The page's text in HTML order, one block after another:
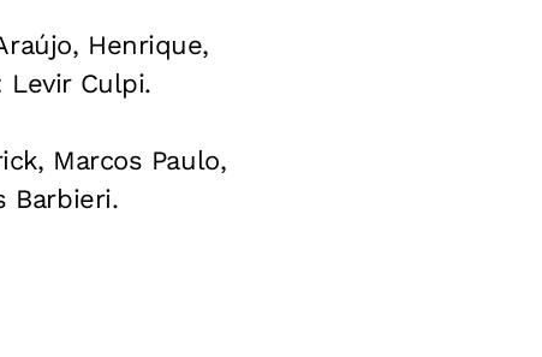
Henrique,
Levir Culpi.
Marcos Paulo,
Barbieri.